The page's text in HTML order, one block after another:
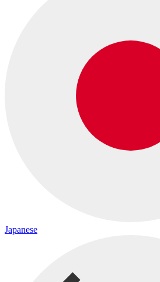
Japanese